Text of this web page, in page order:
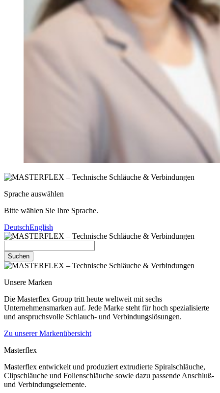
Sprache auswählen
Bitte wählen Sie Ihre Sprache.
DeutschEnglish
Suchen
Unsere Marken
Die Masterflex Group tritt heute weltweit mit sechs
Unternehmensmarken auf. Jede Marke steht für hoch spezialisierte
und anspruchsvolle Schlauch- und Verbindungslösungen.
Zu unserer Markenübersicht
Masterflex
Masterflex entwickelt und produziert extrudierte Spiralschläuche,
Clipschläuche und Folienschläuche sowie dazu passende Anschluß-
und Verbindungselemente.